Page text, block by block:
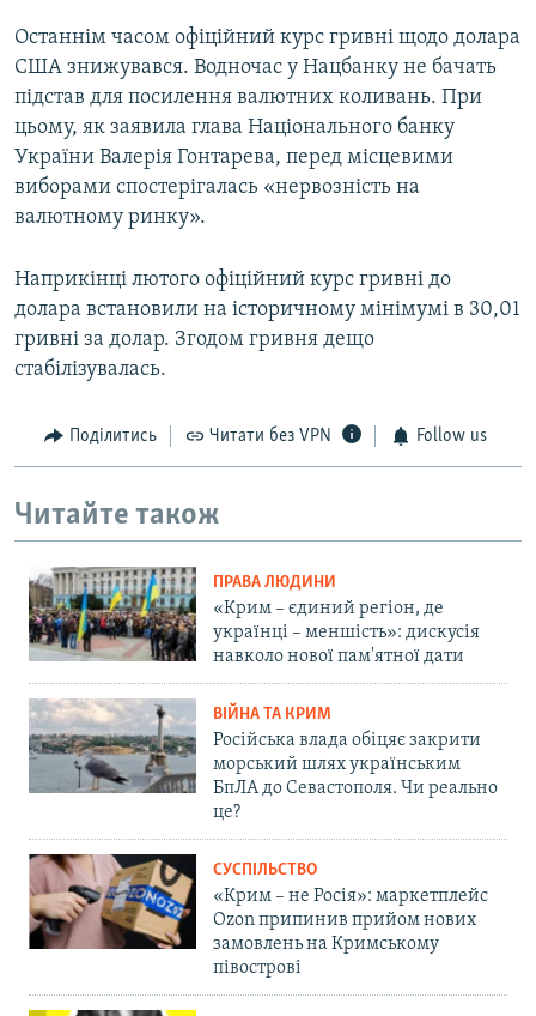
Останнім часом офіційний курс гривні щодо долара
США знижувався. Водночас у Нацбанку не бачать
підстав для посилення валютних коливань. При
цьому, як заявила глава Національного банку
України Валерія Гонтарева, перед місцевими
виборами спостерігалась «нервозність на
валютному ринку».
Наприкінці лютого офіційний курс гривні до
долара встановили на історичному мінімумі в 30,01
гривні за долар. Згодом гривня дещо
стабілізувалась.
Поділитись Читати без VPN Follow us
Читайте також
ПРАВА ЛЮДИНИ
«Крим – єдиний регіон, де
українці – меншість»: дискусія
навколо нової пам'ятної дати
ВІЙНА ТА КРИМ
Російська влада обіцяє закрити
морський шлях українським
БпЛА до Севастополя. Чи реально
це?
СУСПІЛЬСТВО
«Крим – не Росія»: маркетплейс
Ozon припинив прийом нових
замовлень на Кримському
півострові